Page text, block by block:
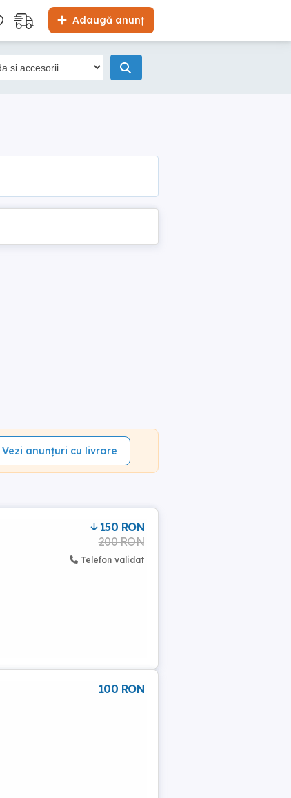
Adaugă anunț
Vezi anunțuri cu livrare
150 RON
200 RON
Telefon validat
100 RON